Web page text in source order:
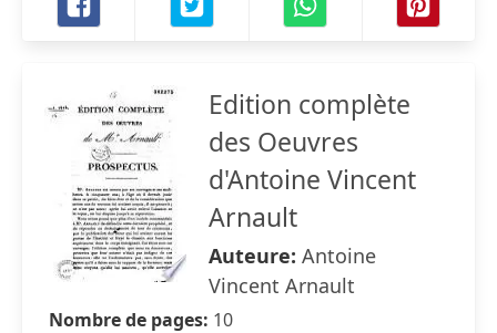
Edition complète
des Oeuvres
d'Antoine Vincent
Arnault
Auteure: Antoine
Vincent Arnault
Nombre de pages: 10